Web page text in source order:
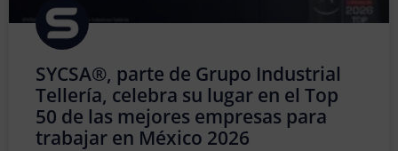
SYCSA®, parte de Grupo Industrial
Tellería, celebra su lugar en el Top
50 de las mejores empresas para
trabajar en México 2026